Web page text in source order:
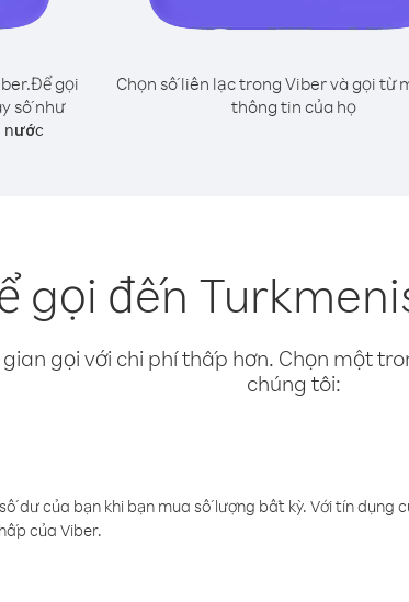
Để gọi
số như
nước
Chọn số liên lạc trong Viber và gọi từ
thông tin của họ
gọi đến
gọi với chi phí thấp hơn. Chọn một
chúng tôi:
dư của bạn khi bạn mua số lượng bất kỳ. Với tín dụng
của Viber.